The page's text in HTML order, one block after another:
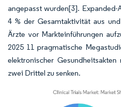
angepasst wurden[3]. Expanded-
4 % der Gesamtaktivität aus
Ärzte vor Markteinführungen
2025 11 pragmatische
elektronischer
zwei Drittel zu senken.